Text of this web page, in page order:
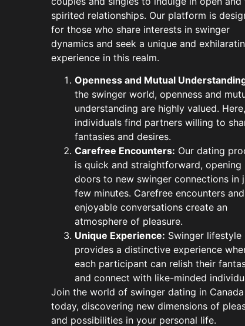
spirited relationships. Our platform is
for those who share interests in swinger
dynamics and seek a unique and
experience in this realm.
Openness and Mutual
the swinger world, openness and
understanding are highly valued. Here,
individuals find partners willing to
fantasies and desires.
Carefree Encounters: Our dating
is quick and straightforward, opening
doors to new swinger connections in
few minutes. Carefree encounters and
enjoyable conversations create an
atmosphere of pleasure.
Unique Experience: Swinger lifestyle
provides a distinctive experience
each participant can relish their
and connect with like-minded
Join the world of swinger dating in Canada
today, discovering new dimensions of
and possibilities in your personal life.